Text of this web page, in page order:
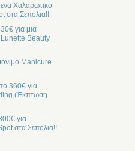
Χαλαρωτικο
στα Σεπολια!!
για μια
Beauty
Manicure
360€ για
(Έκπτωση
για
στα Σεπολια!!